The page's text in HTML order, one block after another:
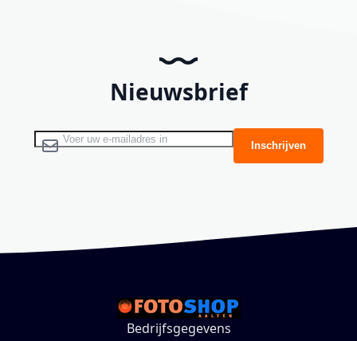
Nieuwsbrief
Abonneer u op onze nieuwsbrief Inschrijven
Bedrijfsgegevens